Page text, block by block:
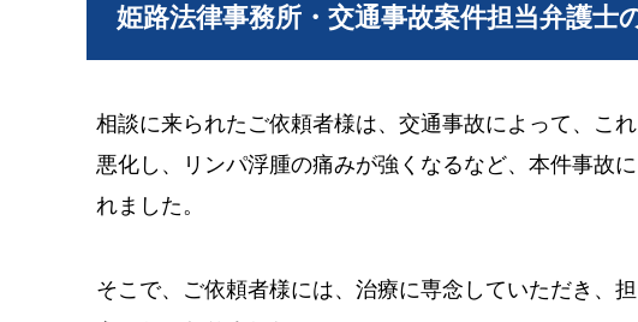
姫路法律事務所・交通事故案件担当弁護士
相談に来られたご依頼者様は、交通事故によって、こ
悪化し、リンパ浮腫の痛みが強くなるなど、本件事故
れました。
そこで、ご依頼者様には、治療に専念していただき、